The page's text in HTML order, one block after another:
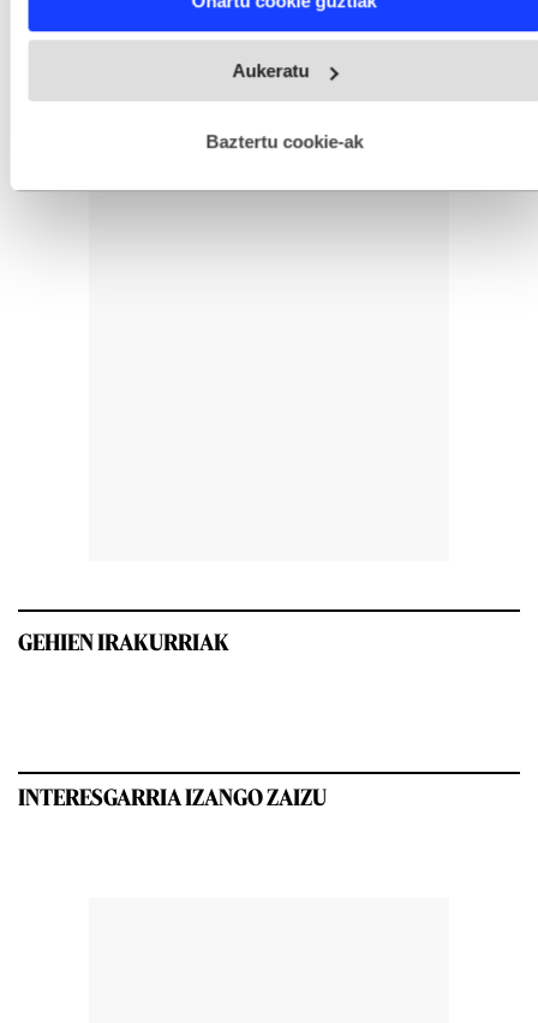
and set your preferences in thedetails section
fitxategiak erabiltzen ditu. Zure esperientzia eta zerbitzuak
esplizitua ematen diguzu.Gehiago irakurri
Aukeratu
Baztertu cookie-ak
GEHIEN IRAKURRIAK
INTERESGARRIA IZANGO ZAIZU